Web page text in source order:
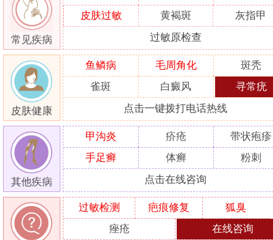
常见疾病
皮肤过敏
黄褐斑 灰指甲
过敏原检查
皮肤健康
鱼鳞病 毛周角化
斑秃
雀斑
白癜风 寻常疣
点击一键拨打电话热线
其他疾病
甲沟炎 疥疮
带状疱疹
手足癣
体癣 粉刺
点击在线咨询
过敏检测 疤痕修复
狐臭
痤疮
在线咨询